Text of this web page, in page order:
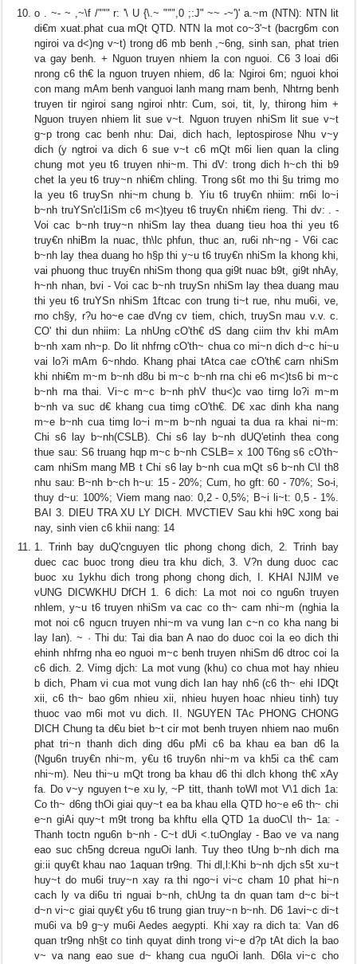
o . ~- ~ ,~\f /""" r: '\ U {\.~ """,0 ;:J" ~~ -~')' a.~m (NTN): NTN lit
di€m xuat.phat cua mQt QTD. NTN la mot co~3'~t (bacrg6m con
ngiroi va d<)ng v~t) trong d6 mb benh ,~6ng, sinh san, phat trien
va gay benh. + Nguon truyen nhiem la con nguoi. C6 3 loai d6i
nrong c6 th€ la nguon truyen nhiem, d6 la: Ngiroi 6m; nguoi khoi
con mang mAm benh vanguoi lanh mang rnam benh, Nhtrng benh
truyen tir ngiroi sang ngiroi nhtr: Cum, soi, tit, ly, thirong him +
Nguon truyen nhiem lit sue v~t. Nguon truyen nhiSm lit sue v~t
g~p trong cac benh nhu: Dai, dich hach, leptospirose Nhu v~y
dich (y ngtroi va dich 6 sue v~t c6 mQt m6i lien quan la cling
chung mot yeu t6 truyen nhi~m. Thi dV: trong dich h~ch thi b9
chet la yeu t6 truy~n nhi€m chling. Trong s6t mo thi §u trimg mo
la yeu t6 truySn nhi~m chung b. Yiu t6 truy€n nhiim: rn6i lo~i
b~nh truYSn'cl1iSm c6 m<)tyeu t6 truy€n nhi€m rieng. Thi dv: . -
Voi cac b~nh truy~n nhiSm lay thea duang tieu hoa thi yeu t6
truy€n nhiBm la nuac, th\lc phfun, thuc an, ru6i nh~ng - V6i cac
b~nh lay thea duang ho h§p thi y~u t6 truy€n nhiSm la khong khi,
vai phuong thuc truy€n nhiSm thong qua gi9t nuac b9t, gi9t nhAy,
h~nh nhan, bvi - Voi cac b~nh truySn nhiSm lay thea duang mau
thi yeu t6 truYSn nhiSm 1ftcac con trung ti~t rue, nhu mu6i, ve,
rno ch§y, r?u ho~e cae dVng cv tiem, chich, truySn mau v.v. c.
CO' thi dun nhiim: La nhUng cO'th€ dS dang ciim thv khi mAm
b~nh xam nh~p. Do lit nhfrng cO'th~ chua co mi~n dich d~c hi~u
vai lo?i mAm 6~nhdo. Khang phai tAtca cae cO'th€ carn nhiSm
khi nhi€m m~m b~nh d8u bi m~c b~nh rna chi e6 m<)ts6 bi m~c
b~nh rna thai. Vi~c m~c b~nh phV thu<)c vao tirng lo?i m~m
b~nh va suc d€ khang cua timg cO'th€. D€ xac dinh kha nang
m~e b~nh cua timg lo~i m~m b~nh nguai ta dua ra khai ni~m:
Chi s6 lay b~nh(CSLB). Chi s6 lay b~nh dUQ'etinh thea cong
thue sau: S6 truang hqp m~c b~nh CSLB= x 100 T6ng s6 cO'th~
cam nhiSm mang MB t Chi s6 lay b~nh cua mQt s6 b~nh C\l th8
nhu sau: B~nh b~ch h~u: 15 - 20%; Cum, ho gft: 60 - 70%; So-i,
thuy d~u: 100%; Viem mang nao: 0,2 - 0,5%; B~i li~t: 0,5 - 1%.
BAI 3. DIEU TRA XU LY DICH. MVCTIEV Sau khi h9C xong bai
nay, sinh vien c6 khii nang: 14
1. Trinh bay duQ'cnguyen tlic phong chong dich, 2. Trinh bay
duec cac buoc trong dieu tra khu dich, 3. V?n dung duoc cac
buoc xu 1ykhu dich trong phong chong dich, I. KHAI NJlM ve
vUNG DICWKHU DfCH 1. 6 dich: La mot noi co ngu6n truyen
nhlem, y~u t6 truyen nhiSm va cac co th~ cam nhi~m (nghia la
mot noi c6 ngucn truyen nhi~m va vung Ian c~n co kha nang bi
lay Ian). ~ · Thi du: Tai dia ban A nao do duoc coi la eo dich thi
ehinh nhfrng nha eo nguoi m~c benh truyen nhiSm d6 dtroc coi la
c6 dich. 2. Vimg djch: La mot vung (khu) co chua mot hay nhieu
b dich, Pham vi cua mot vung dich Ian hay nh6 (c6 th~ ehi IDQt
xii, c6 th~ bao g6m nhieu xii, nhieu huyen hoac nhieu tinh) tuy
thuoc vao m6i mot vu dich. II. NGUYEN TAc PHONG CHONG
DICH Chung ta d€u biet b~t cir mot benh truyen nhiem nao mu6n
phat tri~n thanh dich ding d6u pMi c6 ba khau ea ban d6 la
(Ngu6n truy€n nhi~m, y€u t6 truy6n nhi~m va kh5i ca th€ cam
nhi~m). Neu thi~u mQt trong ba khau d6 thi dlch khong th€ xAy
fa. Do v~y nguyen t~e xu ly, ~P titt, thanh toWl mot V\1 dich 1a:
Co th~ d6ng thOi giai quy~t ea ba khau ella QTD ho~e e6 th~ chi
e~n giAi quy~t m9t trong ba khftu ella QTD 1a duoC\l th~ 1a: -
Thanh toctn ngu6n b~nh - C~t dUi <.tuOnglay - Bao ve va nang
eao suc ch5ng dcreua nguOi lanh. Tuy theo tUng b~nh dich rna
gi:ii quy€t khau nao 1aquan tr9ng. Thi dl,l:Khi b~nh djch s5t xu~t
huy~t do mu6i truy~n xay ra thi ngo~i vi~c cham 10 phat hi~n
cach ly va di6u tri nguai b~nh, chUng ta dn quan tam d~c bi~t
d~n vi~c giai quy€t y6u t6 trung gian truy~n b~nh. D6 1avi~c di~t
mu6i va b9 g~y mu6i Aedes aegypti. Khi xay ra dich ta: Van d6
quan tr9ng nh§t co tinh quyat dinh trong vi~e d?p tAt dich la bao
v~ va nang eao sue d~ khang cua nguOi lanh. D6la vi~c cho